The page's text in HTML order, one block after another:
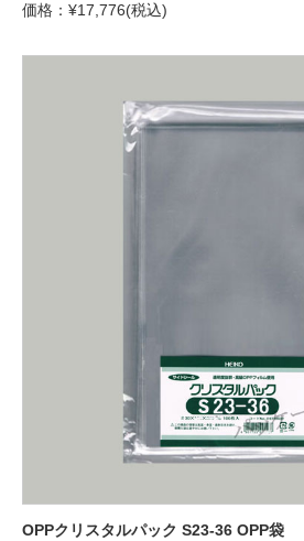
価格：¥17,776(税込)
OPPクリスタルパック S23-36 OPP袋